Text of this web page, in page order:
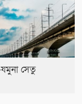
যমুনা সেতু